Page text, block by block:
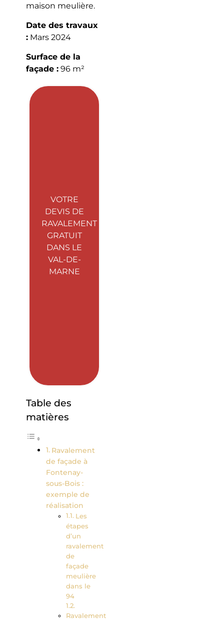
maison meulière.
Date des travaux
:Mars 2024
Surface de la
façade :96 m²
VOTRE
DEVIS DE
RAVALEMENT
GRATUIT
DANS LE
VAL-DE-
MARNE
Table des
matières
Ravalement
de façade à
Fontenay-
sous-Bois :
exemple de
réalisation
Les
étapes
d’un
ravalement
de
façade
meulière
dans le
94
Ravalement